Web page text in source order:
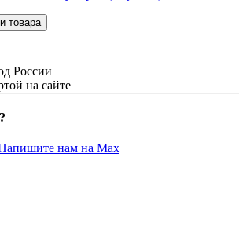
товара
России
на сайте
нам на Max